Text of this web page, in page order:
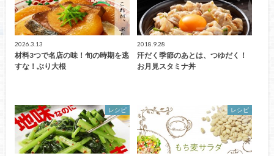
2026.3.13
材料3つで名店の味！旬の時期を逃
すな！ぶり大根
2018.9.28
汗だく季節のあとは、つゆだく！
お月見スタミナ丼
レシピ レシピ